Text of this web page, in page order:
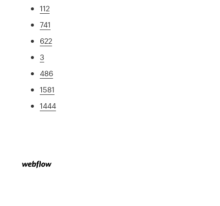
112
741
622
3
486
1581
1444